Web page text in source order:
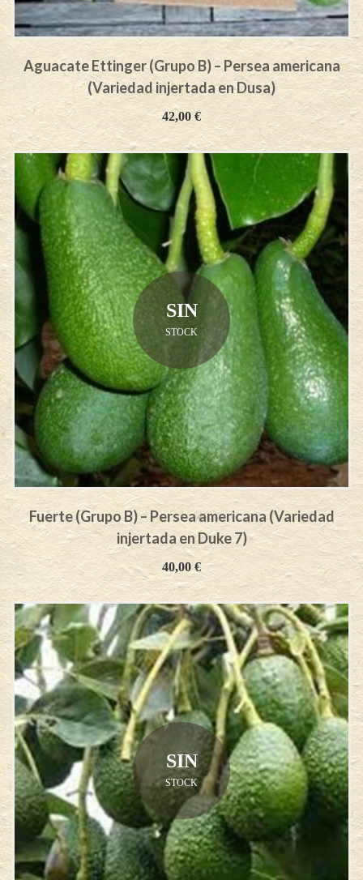
Aguacate Ettinger (Grupo B) – Persea americana
(Variedad injertada en Dusa)
42,00€
SIN
STOCK
Fuerte (Grupo B) – Persea americana (Variedad
injertada en Duke 7)
40,00 €
SIN
STOCK